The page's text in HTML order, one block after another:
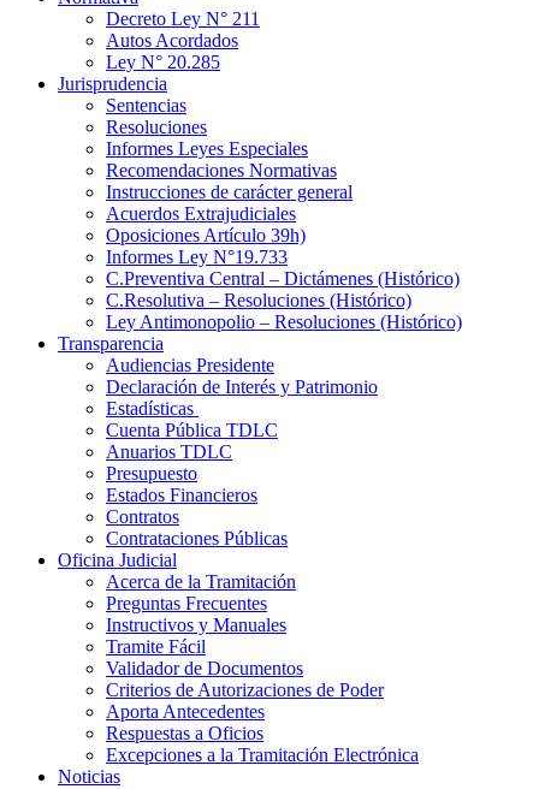
Decreto Ley N° 211
Autos Acordados
Ley N° 20.285
Jurisprudencia
Sentencias
Resoluciones
Informes Leyes Especiales
Recomendaciones Normativas
Instrucciones de carácter general
Acuerdos Extrajudiciales
Oposiciones Artículo 39h)
Informes Ley N°19.733
C.Preventiva Central – Dictámenes (Histórico)
C.Resolutiva – Resoluciones (Histórico)
Ley Antimonopolio – Resoluciones (Histórico)
Transparencia
Audiencias Presidente
Declaración de Interés y Patrimonio
Estadísticas
Cuenta Pública TDLC
Anuarios TDLC
Presupuesto
Estados Financieros
Contratos
Contrataciones Públicas
Oficina Judicial
Acerca de la Tramitación
Preguntas Frecuentes
Instructivos y Manuales
Tramite Fácil
Validador de Documentos
Criterios de Autorizaciones de Poder
Aporta Antecedentes
Respuestas a Oficios
Excepciones a la Tramitación Electrónica
Noticias